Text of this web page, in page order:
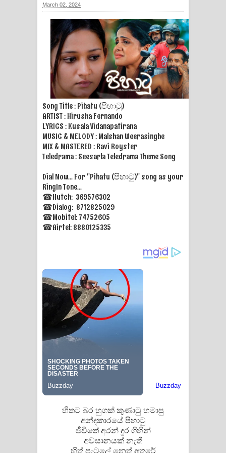
ගීතයේ පද පෙළ
Ras Balan Song Lyrics - රැස් බලන්
ගීතයේ පද පෙළ
Hoda sihiyen Song Lyrics - හොද
සිහියෙන් ගීතයේ පද පෙළ
Awanken Song Lyrics - අවංකෙන්
ගීතයේ පද පෙළ
Pa Sina Song Lyrics - පෑ සිනා ගීතයේ
පද පෙළ
Pemwanthiye Song Lyrics -
පෙම්වන්තියේ ගීතයේ පද පෙළ
Akahe Indala Song Lyrics - ආකාහේ
ඉඳලා ගීතයේ පද පෙළ
Raawaya Song Lyrics - රාවය ගීතයේ
Saddeta Denna Song Lyrics - සද්දෙට
Kaalaya Song Lyrics - කාලය ගීතයේ පද
පෙළ
March 02, 2024
Song Title : Pihatu (පිහාටු)
ARTIST : Hirusha Fernando
LYRICS : Kusala Vidanapatirana
MUSIC & MELODY : Malshan Weerasinghe
MIX & MASTERED : Ravi Royster
Teledrama : Seesarla Teledrama Theme Song
Dial Now... For "Pihatu (පිහාටු)" song as your
RingIn Tone...
☎Hutch: 369576302
☎Dialog: 8712825029
☎Mobitel: 74752605
☎Airtel: 8880125335
හිතට බර හුගක් කුණාටු හමාපු
අන්දකාරයේ පිහාටු
ජීවිතේ අරන් දුර ගිහින්
අවසානයක් නැතී
හිත් පැටලේ නෙත් අතුරේ